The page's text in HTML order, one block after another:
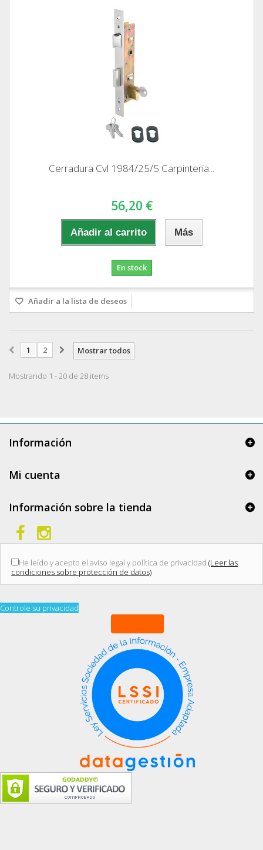
Cerradura Cvl 1984/25/5 Carpinteria...
56,20 €
Añadir al carrito Más
En stock
Añadir a la lista de deseos
Mostrar todos
1 2
Mostrando 1 - 20 de 28 items
Información
Mi cuenta
Información sobre la tienda
He leído y acepto el aviso legal y política de privacidad (Leer las
condiciones sobre protección de datos)
Controle su privacidad